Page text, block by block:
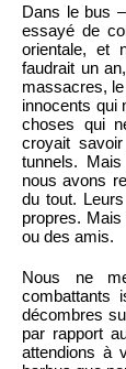
Dans le bus
essayé de
orientale, et
faudrait un
massacres,
innocents qui
choses qui
croyait
tunnels.
nous avons
du tout.
propres. Mais
ou des amis.
Nous ne
combattants
décombres
par rapport
attendions à